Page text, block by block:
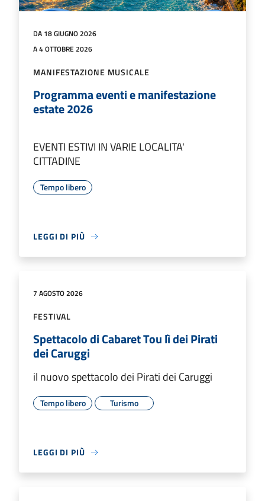
DA 18 GIUGNO 2026
A 4 OTTOBRE 2026
MANIFESTAZIONE MUSICALE
Programma eventi e manifestazione
estate 2026
EVENTI ESTIVI IN VARIE LOCALITA'
CITTADINE
Tempo libero
LEGGI DI PIÙ
7 AGOSTO 2026
FESTIVAL
Spettacolo di Cabaret Tou lì dei Pirati
dei Caruggi
il nuovo spettacolo dei Pirati dei Caruggi
Tempo libero Turismo
LEGGI DI PIÙ